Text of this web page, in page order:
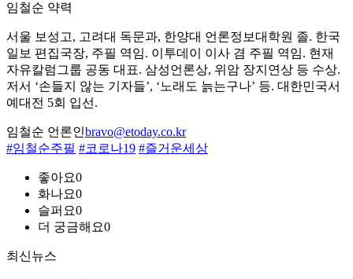
임철순 약력
서울 보성고, 고려대 독문과, 한양대 언론정보대학원 졸. 한국
일보 편집국장, 주필 역임. 이투데이 이사 겸 주필 역임. 현재
자유칼럼그룹 공동 대표. 삼성언론상, 위암 장지연상 등 수상.
저서 ‘손들지 않는 기자들’, ‘노래도 늙는구나’ 등. 대한민국서
예대전 5회 입선.
임철순 언론인bravo@etoday.co.kr
#임철순주필 #코로나19 #즐거운세상
좋아요0
화나요0
슬퍼요0
더 궁금해요0
최신뉴스